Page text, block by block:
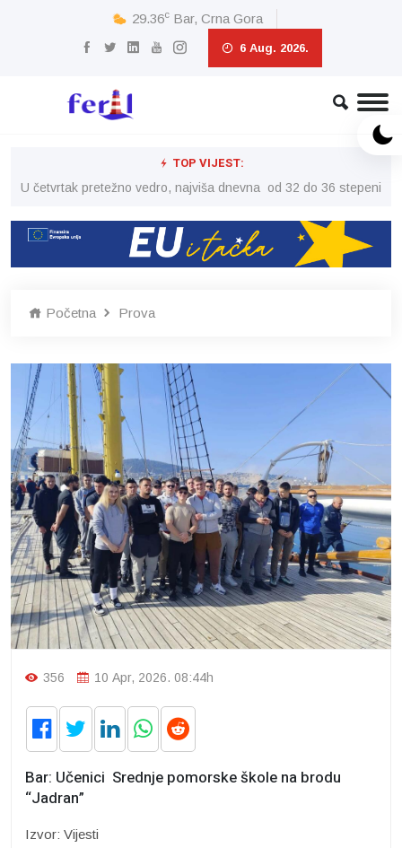
29.36c Bar, Crna Gora
6 Aug. 2026.
TOP VIJEST:
U četvrtak pretežno vedro, najviša dnevna od 32 do 36 stepeni
Početna Prova
356 10 Apr, 2026. 08:44h
Bar: Učenici Srednje pomorske škole na brodu
“Jadran”
Izvor: Vijesti